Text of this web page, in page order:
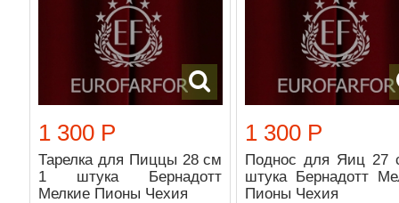
1 300 Р
Тарелка для Пиццы 28 см
1 штука Бернадотт
Мелкие Пионы Чехия
1 300 Р
Поднос для Яиц 27
штука Бернадотт
Пионы Чехия